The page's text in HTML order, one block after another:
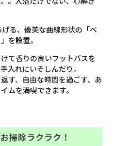
る、優美な曲線形状の「ベ
を設置。
て香りの良いフットバスを
入れにいそしんだり。
す、自由な時間を過ごす、あ
ムを満喫できます。
掃除ラクラク！